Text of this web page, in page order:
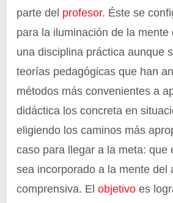
parte del profesor. Éste se
para la iluminación de la
una disciplina práctica aunque
teorías pedagógicas que han
métodos más convenientes a
didáctica los concreta en
eligiendo los caminos más
caso para llegar a la meta: que
sea incorporado a la mente del
comprensiva. Elobjetivo es